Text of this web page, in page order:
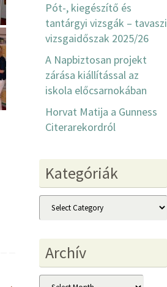
Pót-, kiegészítő és
tantárgyi vizsgák – tavaszi
vizsgaidőszak 2025/26
A Napbiztosan projekt
zárása kiállítással az
iskola előcsarnokában
Horvat Matija a Gunness
Citerarekordról
Kategóriák
Kategóriák
Archív
Archív